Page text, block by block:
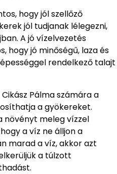
hogy jól szellőző
jól tudjanak lélegezni,
A jó vízelvezetés
hogy jó minőségű, laza és
rendelkező talajt
Pálma számára a
a gyökereket.
növényt meleg vízzel
a víz ne álljon a
marad a víz, akkor azt
a túlzott